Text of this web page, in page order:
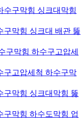
수구막힘 싱크대막힘
구막힘 싱크대 배관 뚫
구막힘 하수구고압세
구고압세척 하수구막
구막힘 싱크대막힘 뚫
구막힘 하수도막힘 업